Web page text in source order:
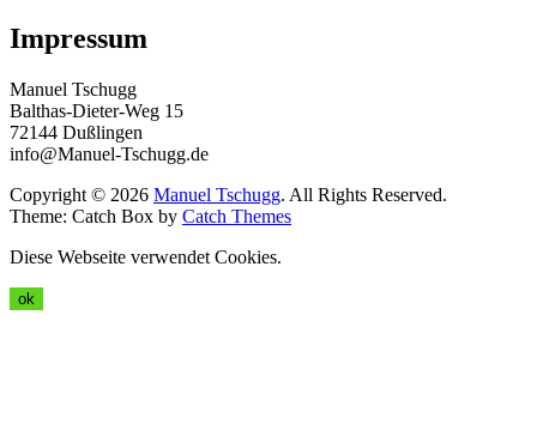
Impressum
Manuel Tschugg
Balthas-Dieter-Weg 15
72144 Dußlingen
info@Manuel-Tschugg.de
Copyright © 2026 Manuel Tschugg. All Rights Reserved.
Theme: Catch Box by Catch Themes
Diese Webseite verwendet Cookies.